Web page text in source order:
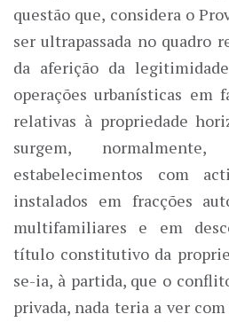
questão que, considera o
ser ultrapassada no quadro
da aferição da
operações urbanísticas em
relativas à propriedade
surgem,
estabelecimentos com
instalados em fracções
multifamiliares e em
título constitutivo da
se-ia, à partida, que o
privada, nada teria a ver